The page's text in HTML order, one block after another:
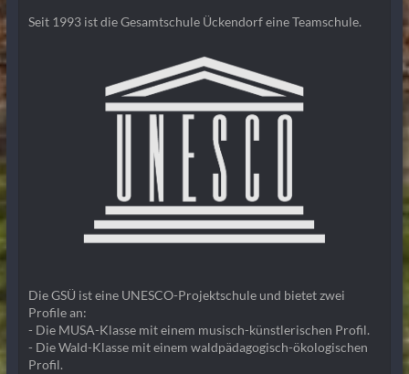
Seit 1993 ist die Gesamtschule Ückendorf eine Teamschule.
Die GSÜ ist eine UNESCO-Projektschule und bietet zwei
Profile an:
- Die MUSA-Klasse mit einem musisch-künstlerischen Profil.
- Die Wald-Klasse mit einem waldpädagogisch-ökologischen
Profil.